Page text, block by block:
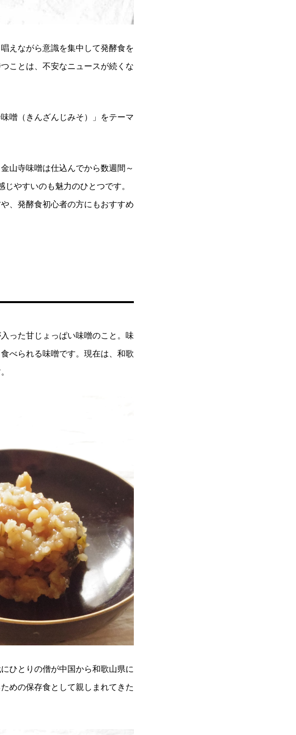
えながら意識を集中して発酵食を
ことは、不安なニュースが続くな
噌（きんざんじみそ）」をテーマ
山寺味噌は仕込んでから数週間～
やすいのも魅力のひとつです。
、発酵食初心者の方にもおすすめ
った甘じょっぱい味噌のこと。味
べられる味噌です。現在は、和歌
ひとりの僧が中国から和歌山県に
めの保存食として親しまれてきた